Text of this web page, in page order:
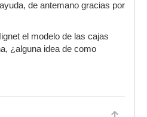
de antemano gracias por
el modelo de las cajas
¿alguna idea de como